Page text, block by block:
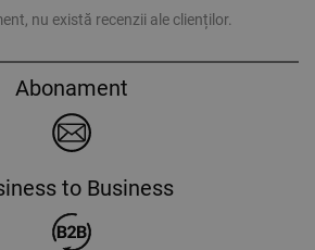
nu există recenzii ale clienților.
Abonament
to Business